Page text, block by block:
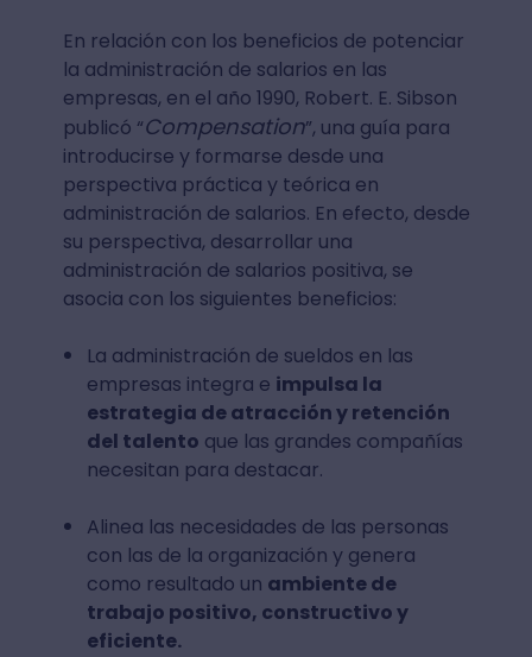
En relación con los beneficios de potenciar
la administración de salarios en las
empresas, en el año 1990, Robert. E. Sibson
publicó “Compensation”, una guía para
introducirse y formarse desde una
perspectiva práctica y teórica en
administración de salarios. En efecto, desde
su perspectiva, desarrollar una
administración de salarios positiva, se
asocia con los siguientes beneficios:
La administración de sueldos en las
empresas integra e impulsa la
estrategia de atracción y retención
del talento que las grandes compañías
necesitan para destacar.
Alinea las necesidades de las personas
con las de la organización y genera
como resultado un ambiente de
trabajo positivo, constructivo y
eficiente.